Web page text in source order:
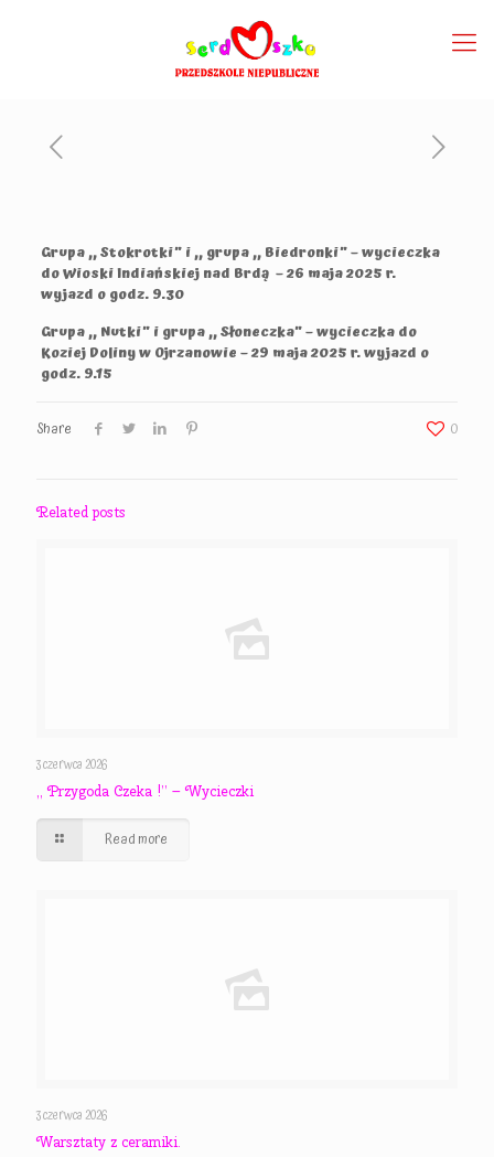
Grupa ,, Stokrotki” i ,, grupa ,, Biedronki” – wycieczka
do Wioski Indiańskiej nad Brdą – 26 maja 2025 r.
wyjazd o godz. 9.30
Grupa ,, Nutki” i grupa ,, Słoneczka” – wycieczka do
Koziej Doliny w Ojrzanowie – 29 maja 2025 r. wyjazd o
godz. 9.15
Share 0
Related posts
3 czerwca 2026
,, Przygoda Czeka !” – Wycieczki
Read more
3 czerwca 2026
Warsztaty z ceramiki.